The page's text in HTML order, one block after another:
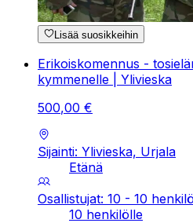
Lisää suosikkeihin
Erikoiskomennus -
kymmenelle | Ylivieska
500,00 €
Sijainti: Ylivieska, Urjala
Etänä
Osallistujat: 10 - 10
10 henkilölle